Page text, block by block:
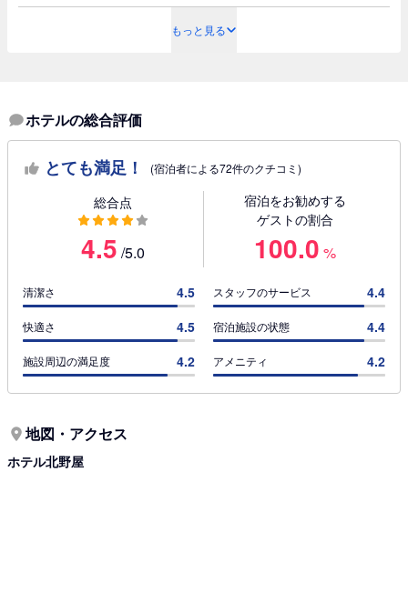
もっと見る
ホテルの総合評価
とても満足！ (宿泊者による72件のクチコミ)
総合点
4.5 /5.0
宿泊をお勧めする
ゲストの割合
100.0 %
清潔さ 4.5 スタッフのサービス 4.4
快適さ 4.5 宿泊施設の状態 4.4
施設周辺の満足度 4.2 アメニティ 4.2
地図・アクセス
ホテル北野屋